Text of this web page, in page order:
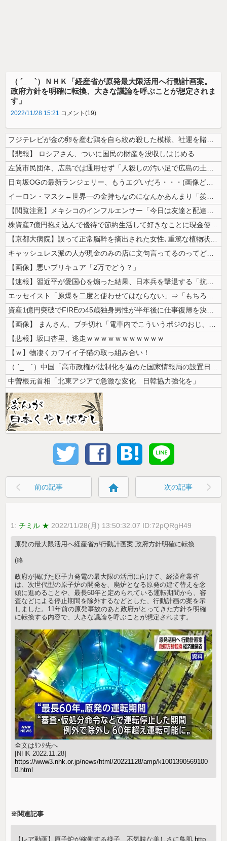
（ ´_ゝ`）ＮＨＫ「経産省が原発最大限活用へ行動計画案。
政府方針を明確に転換、大きな議論を呼ぶことが想定されま
す」
2022/11/28 15:21 コメント(19)
フジテレビが金の卵を産む鶏を自ら絞め殺した模様、社運を賭けたドル箱コン...
【悲報】 ロシアさん、ついに国民の財産を没収しはじめる
左翼市民団体、広島では通用せず「人殺しの汚い足で広島の土を踏むな！」→...
日向坂OGの最新ランジェリー、もうエグいだろ・・・(画像どーん)
イーロン・マスク←世界一の金持ちなのになんかあんまり「羨ましい」と感じ...
【閲覧注意】メキシコのインフルエンサー「今日は友達と配達員のアルバイト...
株資産7億円抱え込んで優待で節約生活して好きなことに現金使わないまま死...
【京都大病院】誤って正常脳幹を摘出された女性､重篤な植物状態だが意識は...
キャッシュレス派の人が現金のみの店に文句言ってるのってどう思う？
【画像】悪いプリキュア「2万でどう？」
【速報】習近平が愛国心を煽った結果、日本兵を撃退する「抗日テーマパーク...
エッセイスト「原爆を二度と使わせてはならない」⇒「もちろん中国の核も非...
資産1億円突破でFIREの45歳独身男性が半年後に仕事復帰を決意した「...
【画像】 まんさん、ブチ切れ「電車内でこういうポジのおじ、ガチでイラネ...
【悲報】坂口杏里、逃走ｗｗｗｗｗｗｗｗｗｗｗ
【ｗ】物凄くカワイイ子猫の取っ組み合い！
（ ´_ゝ`）中国「高市政権が法制化を進めた国家情報局の設置日が7月3...
中曽根元首相「北東アジアで急激な変化 日韓協力強化を」
前の記事 home 次の記事
1:チミル ★ 2022/11/28(月) 13:50:32.07 ID:72pQRgH49
原発の最大限活用へ経産省が行動計画案 政府方針明確に転換
(略
政府が掲げた原子力発電の最大限の活用に向けて、経済産業省
は、次世代型の原子炉の開発を、廃炉となる原発の建て替えを念
頭に進めることや、最長60年と定められている運転期間から、審
査などによる停止期間を除外するなどとした、行動計画の案を示
しました。11年前の原発事故のあと政府がとってきた方針を明確
に転換する内容で、大きな議論を呼ぶことが想定されます。
全文はﾘﾝｸ先へ
[NHK 2022.11.28]
https://www3.nhk.or.jp/news/html/20221128/amp/k1001390569100
0.html
※関連記事
【レア動画】原子炉が稼働する様子、不気味な美しさに鳥肌 http